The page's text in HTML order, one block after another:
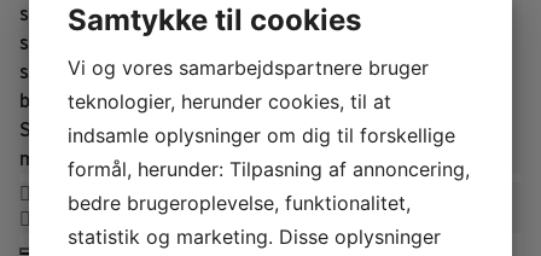
sejle. Vælg enten en stammebåd som dem man brugte i
stenalderen eller en robåd som dem man brugte under
søndagsudflugter i 1900. Eller nyd en tur på søen i dem
begge. Båldalen er et Oldtidens prøv-selv-værksted og
Sagnlandet Lejres hjerte, hvor gløderne altid er klar til
medbragte snobrød eller pølser.
Samtykke til cookies
Vi og vores samarbejdspartnere bruger
teknologier, herunder cookies, til at
indsamle oplysninger om dig til forskellige
formål, herunder: Tilpasning af annoncering,
bedre brugeroplevelse, funktionalitet,
statistik og marketing. Disse oplysninger